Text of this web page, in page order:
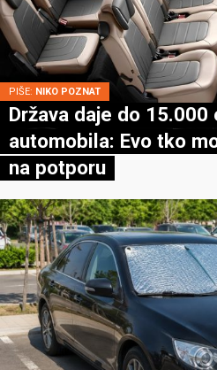
PIŠE: NIKO POZNAT
Država daje do 15.000
automobila: Evo tko
na potporu